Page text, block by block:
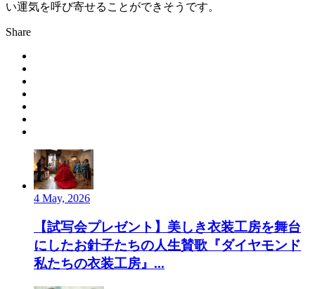
い運気を呼び寄せることができそうです。
Share
4 May, 2026
【試写会プレゼント】美しき衣装工房を舞台
にしたお針子たちの人生賛歌『ダイヤモンド
私たちの衣装工房』...